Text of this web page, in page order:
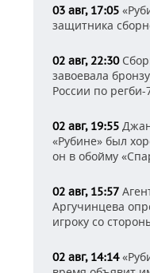
03 авг, 17:05
защитника
02 авг, 22:30
завоевала
России по
02 авг, 19:55
«Рубине» был
он в обойму
02 авг, 15:57
Аргучинцева
игроку со
02 авг, 14:14